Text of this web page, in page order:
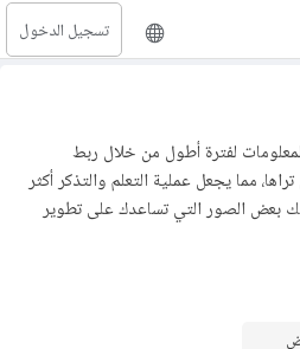
تسجيل الدخول
لفترة أطول من خلال ربط
مما يجعل عملية التعلم والتذكر أكثر
بعض الصور التي تساعدك على تطوير